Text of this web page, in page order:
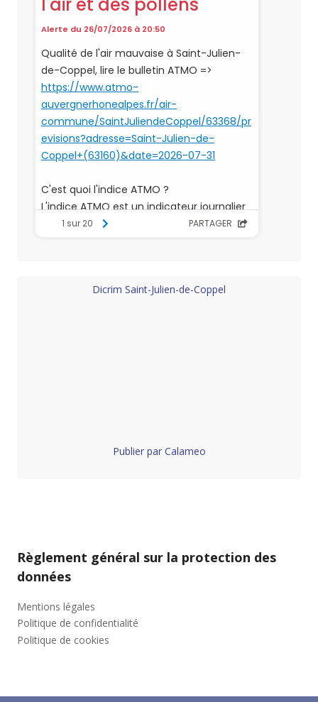
Dicrim Saint-Julien-de-Coppel
Publier par Calameo
Règlement général sur la protection des
données
Mentions légales
Politique de confidentialité
Politique de cookies